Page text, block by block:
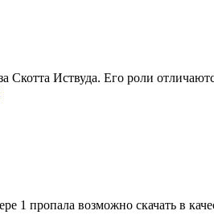
Скотта Иствуда. Его роли
1 пропала возможно скачать в